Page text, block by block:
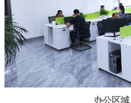
办公区域